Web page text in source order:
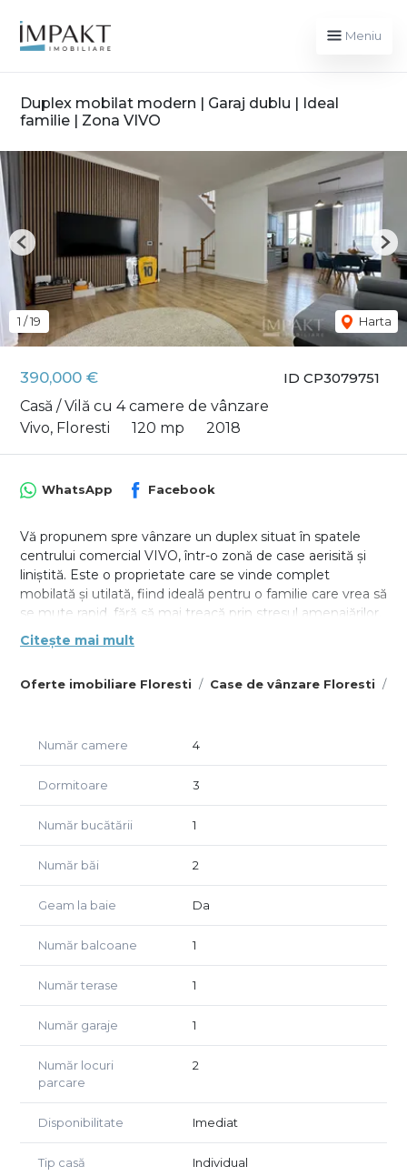
Meniu
Duplex mobilat modern | Garaj dublu | Ideal
familie | Zona VIVO
ID CP3079751
390,000 €
Casă / Vilă cu 4 camere de vânzare
Vivo, Floresti
120 mp 2018
1 /19 Harta
Previous
Oferte imobiliare Floresti Case de vânzare Floresti
WhatsApp Facebook
Vă propunem spre vânzare un duplex situat în spatele
centrului comercial VIVO, într-o zonă de case aerisită și
liniștită. Este o proprietate care se vinde complet
mobilată și utilată, fiind ideală pentru o familie care vrea să
se mute rapid, fără să mai treacă prin stresul amenajărilor.
Casa este foarte bine compartimentată, cu o separare
rămâne demisolul generos, care oferă spațiu de
Compartimentare:
Parter: Living luminos cu bucătărie open-space și baie.
baie și balcon de 7 mp.
Detalii principale:
Suprafață: 120 mp utili + teren de aproximativ 300 mp;
Stare: Finisaje moderne, mobilat și utilat complet;
Locație: Acces rapid spre Cluj-Napoca, situat într-un
ansamblu bine întreținut în proximitatea VIVO.
Este o variantă solidă dacă cauți o casă practică, cu o
Citește mai mult
Număr camere 4
Dormitoare 3
Număr bucătării 1
Număr băi 2
Geam la baie Da
Număr balcoane 1
Număr terase 1
Număr garaje 1
Număr locuri
parcare
2
Disponibilitate Imediat
Tip casă Individual